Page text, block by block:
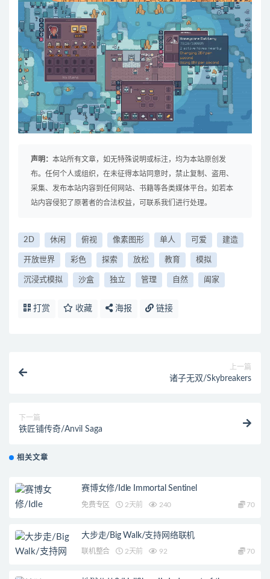
声明： 本站所有文章，如无特殊说明或标注，均为本站原创发
布。任何个人或组织，在未征得本站同意时，禁止复制、盗用、
采集、发布本站内容到任何网站、书籍等各类媒体平台。如若本
站内容侵犯了原著者的合法权益，可联系我们进行处理。
2D 休闲 俯视 像素图形 单人 可爱 建造
开放世界 彩色 探索 放松 教育 模拟
沉浸式模拟 沙盒 独立 管理 自然 阖家
打赏 收藏 海报 链接
上一篇
诸子无双/Skybreakers
下一篇
铁匠铺传奇/Anvil Saga
相关文章
赛博女修/Idle Immortal Sentinel
免费专区 2天前 240 70
大步走/Big Walk/支持网络联机
联机整合 2天前 92 70